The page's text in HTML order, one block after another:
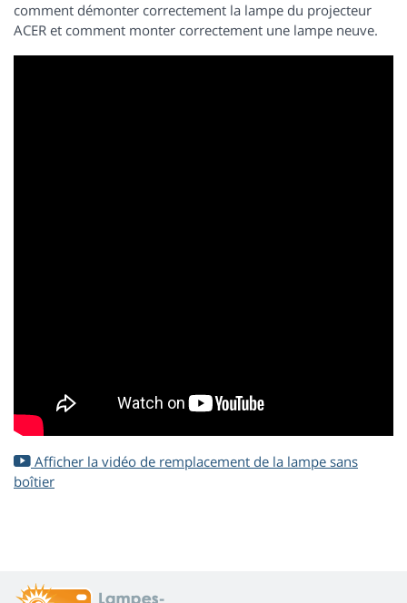
comment démonter correctement la lampe du projecteur
ACER et comment monter correctement une lampe neuve.
Afficher la vidéo de remplacement de la lampe sans
boîtier